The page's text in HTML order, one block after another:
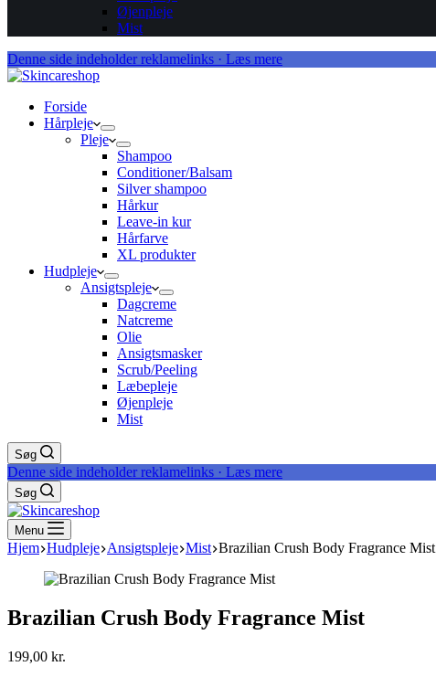
Øjenpleje
Mist
Denne side indeholder reklamelinks · Læs mere
Forside
Hårpleje
Pleje
Shampoo
Conditioner/Balsam
Silver shampoo
Hårkur
Leave-in kur
Hårfarve
XL produkter
Hudpleje
Ansigtspleje
Dagcreme
Natcreme
Olie
Ansigtsmasker
Scrub/Peeling
Læbepleje
Øjenpleje
Mist
Søg
Denne side indeholder reklamelinks · Læs mere
Søg
Menu
Hjem Hudpleje Ansigtspleje Mist Brazilian Crush Body Fragrance Mist
Brazilian Crush Body Fragrance Mist
199,00 kr.